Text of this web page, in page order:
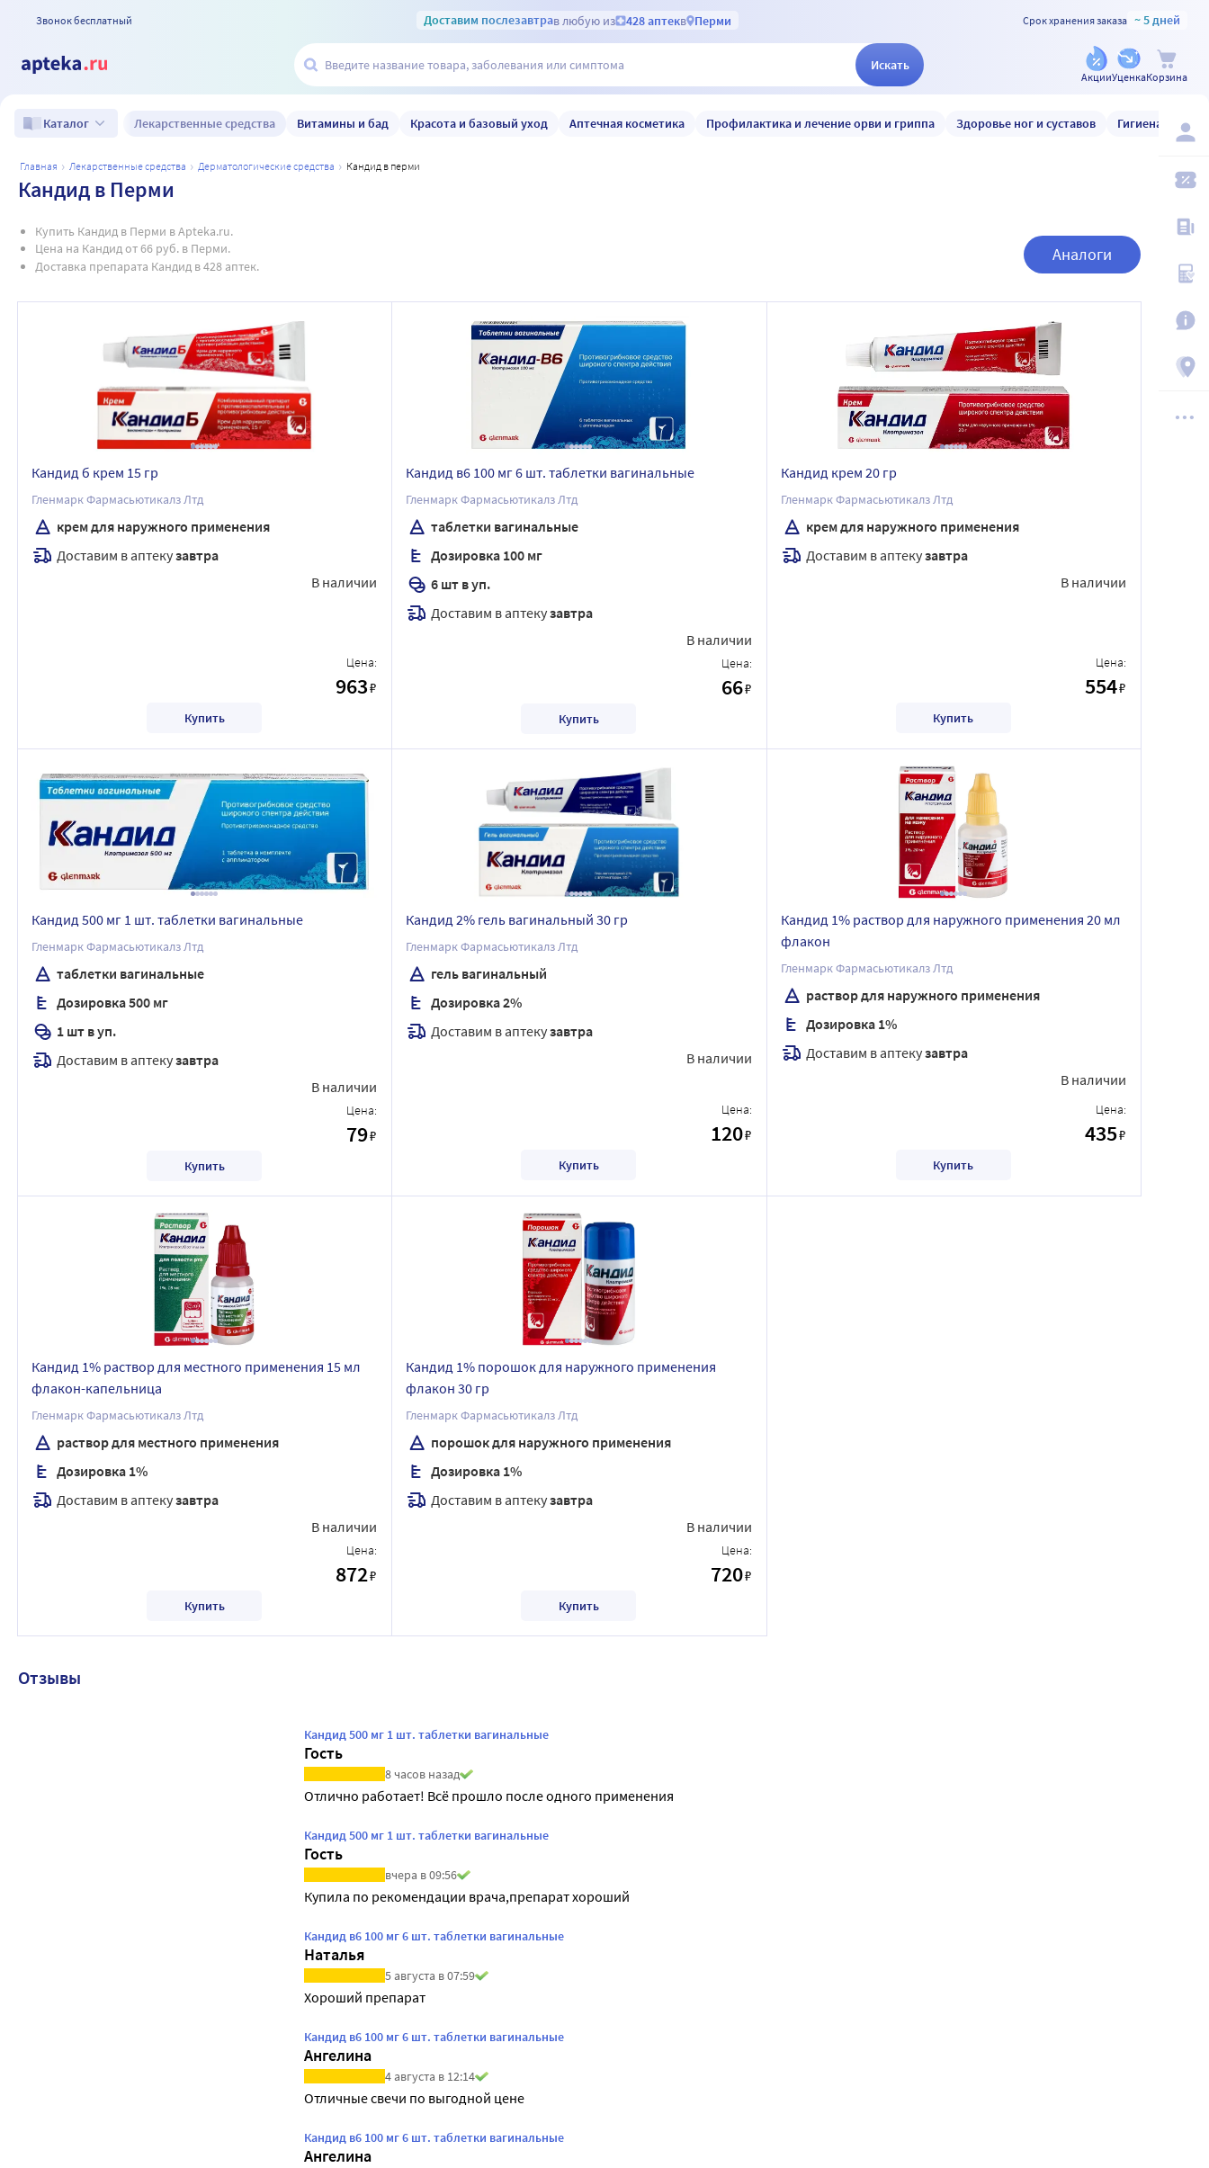
Звонок бесплатный Доставим послезавтрав любую из 428 аптекв Перми Срок хранения заказа ~ 5 дней
Искать
АкцииУценкаКорзина
Каталог Лекарственные средства Витамины и бад Красота и базовый уход Аптечная косметика Профилактика и лечение орви и гриппа Здоровье ног и суставов Гигиена и уход
главная лекарственные средства дерматологические средства кандид в перми
Кандид в Перми
Купить Кандид в Перми в Apteka.ru.
Цена на Кандид от 66 руб. в Перми.
Доставка препарата Кандид в 428 аптек.
Аналоги
Кандид б крем 15 гр
Гленмарк Фармасьютикалз Лтд
крем для наружного применения
Доставим в аптекузавтра
В наличии
Цена:
963₽
Купить
Кандид в6 100 мг 6 шт. таблетки вагинальные
Гленмарк Фармасьютикалз Лтд
таблетки вагинальные
Дозировка 100 мг
6 шт в уп.
Доставим в аптекузавтра
В наличии
Цена:
66₽
Купить
Кандид крем 20 гр
Гленмарк Фармасьютикалз Лтд
крем для наружного применения
Доставим в аптекузавтра
В наличии
Цена:
554₽
Купить
Кандид 500 мг 1 шт. таблетки вагинальные
Гленмарк Фармасьютикалз Лтд
таблетки вагинальные
Дозировка 500 мг
1 шт в уп.
Доставим в аптекузавтра
В наличии
Цена:
79₽
Купить
Кандид 2% гель вагинальный 30 гр
Гленмарк Фармасьютикалз Лтд
гель вагинальный
Дозировка 2%
Доставим в аптекузавтра
В наличии
Цена:
120₽
Купить
Кандид 1% раствор для наружного применения 20 мл
флакон
Гленмарк Фармасьютикалз Лтд
раствор для наружного применения
Дозировка 1%
Доставим в аптекузавтра
В наличии
Цена:
435₽
Купить
Кандид 1% раствор для местного применения 15 мл
флакон-капельница
Гленмарк Фармасьютикалз Лтд
раствор для местного применения
Дозировка 1%
Доставим в аптекузавтра
В наличии
Цена:
872₽
Купить
Кандид 1% порошок для наружного применения
флакон 30 гр
Гленмарк Фармасьютикалз Лтд
порошок для наружного применения
Дозировка 1%
Доставим в аптекузавтра
В наличии
Цена:
720₽
Купить
Отзывы
Кандид 500 мг 1 шт. таблетки вагинальные
Гость
8 часов назад
Отлично работает! Всё прошло после одного применения
Кандид 500 мг 1 шт. таблетки вагинальные
Гость
вчера в 09:56
Купила по рекомендации врача,препарат хороший
Кандид в6 100 мг 6 шт. таблетки вагинальные
Наталья
5 августа в 07:59
Хороший препарат
Кандид в6 100 мг 6 шт. таблетки вагинальные
Ангелина
4 августа в 12:14
Отличные свечи по выгодной цене
Кандид в6 100 мг 6 шт. таблетки вагинальные
Ангелина